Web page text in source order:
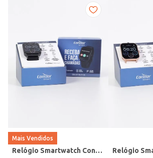
Mais Vendidos
Relógio Smartwatch Condor PRETO